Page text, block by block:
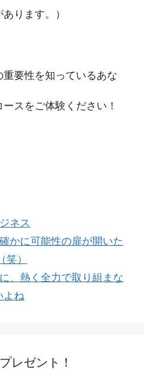
ります。）
要性を知っているあな
スをご体験ください！
ネス
かに可能性の扉が開いた
）
、熱く全力で取り組まな
よね
レゼント！